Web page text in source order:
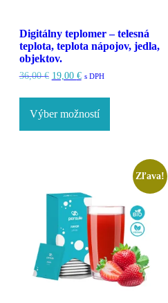
Digitálny teplomer – telesná
teplota, teplota nápojov, jedla,
objektov.
36,00€ Pôvodná
bola:
36,00 €.
19,00 €Aktuálna
je:
19,00 €.
s DPH
Výber možností
viacero
môžete
vybrať
na
stránke
produktu.
Zľava!